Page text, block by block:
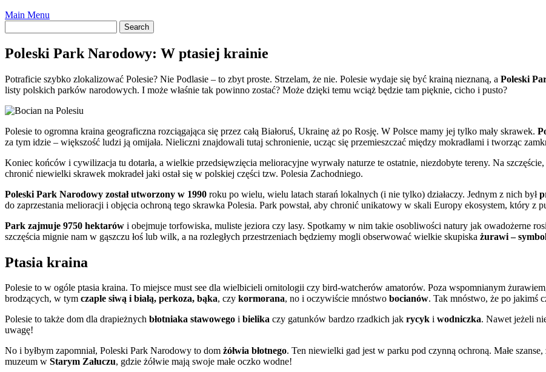
Main Menu
Poleski Park Narodowy: W ptasiej krainie
Potraficie szybko zlokalizować Polesie? Nie Podlasie – to zbyt proste. Strzelam, że nie. Polesie wydaje się być krainą nieznaną, a Poleski
listy polskich parków narodowych. I może właśnie tak powinno zostać? Może dzięki temu wciąż będzie tam pięknie, cicho i pusto?
Polesie to ogromna kraina geograficzna rozciągająca się przez całą Białoruś, Ukrainę aż po Rosję. W Polsce mamy jej tylko mały skrawek.
za tym idzie – większość ludzi ją omijała. Nieliczni znajdowali tutaj schronienie, ucząc się przemieszczać między mokradłami i tworząc
Koniec końców i cywilizacja tu dotarła, a wielkie przedsięwzięcia melioracyjne wyrwały naturze te ostatnie, niezdobyte tereny. Na
chronić niewielki skrawek mokradeł jaki ostał się w polskiej części tzw. Polesia Zachodniego.
Poleski Park Narodowy został utworzony w 1990 roku po wielu, wielu latach starań lokalnych (i nie tylko) działaczy. Jednym z nich był
do zaprzestania melioracji i objęcia ochroną tego skrawka Polesia. Park powstał, aby chronić unikatowy w skali Europy ekosystem, który z
Park zajmuje 9750 hektarów i obejmuje torfowiska, muliste jeziora czy lasy. Spotkamy w nim takie osobliwości natury jak owadożerne
szczęścia mignie nam w gąszczu łoś lub wilk, a na rozległych przestrzeniach będziemy mogli obserwować wielkie skupiska żurawi –
Ptasia kraina
Polesie to w ogóle ptasia kraina. To miejsce must see dla wielbicieli ornitologii czy bird-watcherów amatorów. Poza wspomnianym
brodzących, w tym czaple siwą i białą, perkoza, bąka, czy kormorana, no i oczywiście mnóstwo bocianów. Tak mnóstwo, że po jakimś
Polesie to także dom dla drapieżnych błotniaka stawowego i bielika czy gatunków bardzo rzadkich jak rycyk i wodniczka. Nawet jeżeli
uwagę!
No i byłbym zapomniał, Poleski Park Narodowy to dom żółwia błotnego. Ten niewielki gad jest w parku pod czynną ochroną. Małe
muzeum w Starym Załuczu, gdzie żółwie mają swoje małe oczko wodne!